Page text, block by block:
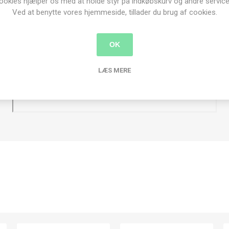
Ved at benytte vores hjemmeside, tillader du brug af cookies.
OK
LÆS MERE